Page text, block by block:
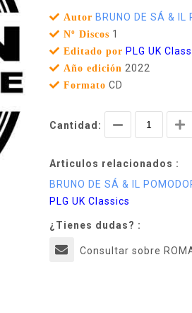
Autor BRUNO DE SÁ & IL
Nº Discos 1
Editado por PLG UK
Año edición 2022
Formato CD
Cantidad:
Articulos relacionados :
BRUNO DE SÁ & IL
PLG UK Classics
¿Tienes dudas? :
Consultar sobre